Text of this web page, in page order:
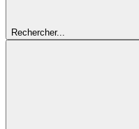
Rechercher...